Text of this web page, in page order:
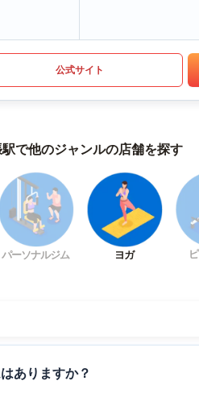
公式サイト
で他のジャンルの店舗を探す
パーソナルジム ヨガ
ありますか？